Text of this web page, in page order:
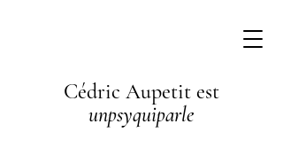
Cédric Aupetit est
unpsyquiparle